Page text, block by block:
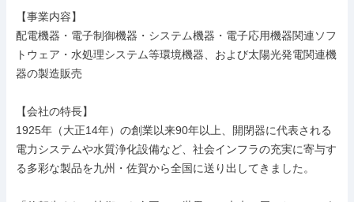
【事業内容】
配電機器・電子制御機器・システム機器・電子応用機器関連ソフ
トウェア・水処理システム等環境機器、および太陽光発電関連機
器の製造販売
【会社の特長】
1925年（大正14年）の創業以来90年以上、開閉器に代表される
電力システムや水質浄化設備など、社会インフラの充実に寄与す
る多彩な製品を九州・佐賀から全国に送り出してきました。